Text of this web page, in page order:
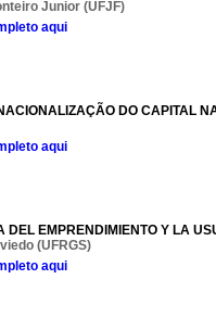
Junior (UFJF)
aqui
DO CAPITAL
aqui
DEL EMPRENDIMIENTO Y LA
(UFRGS)
aqui